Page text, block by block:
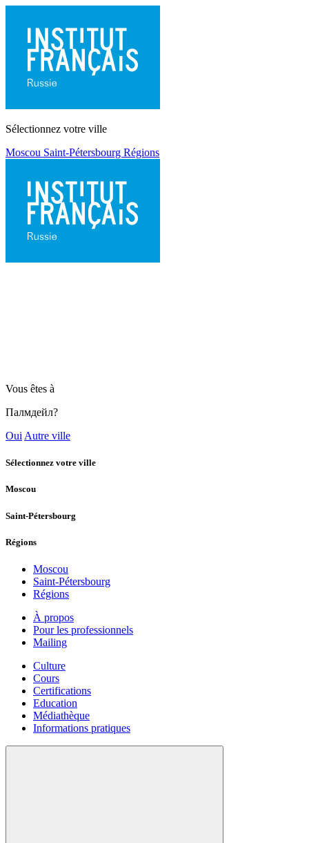
Sélectionnez votre ville
Moscou Saint-Pétersbourg Régions
Vous êtes à
Палмдейл?
Oui Autre ville
Sélectionnez votre ville
Moscou
Saint-Pétersbourg
Régions
Moscou
Saint-Pétersbourg
Régions
À propos
Pour les professionnels
Mailing
Culture
Cours
Certifications
Education
Médiathèque
Informations pratiques